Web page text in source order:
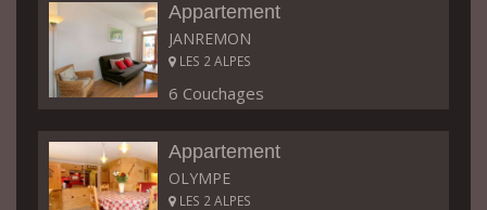
Appartement
JANREMON
LES 2 ALPES
6 Couchages
Appartement
OLYMPE
LES 2 ALPES